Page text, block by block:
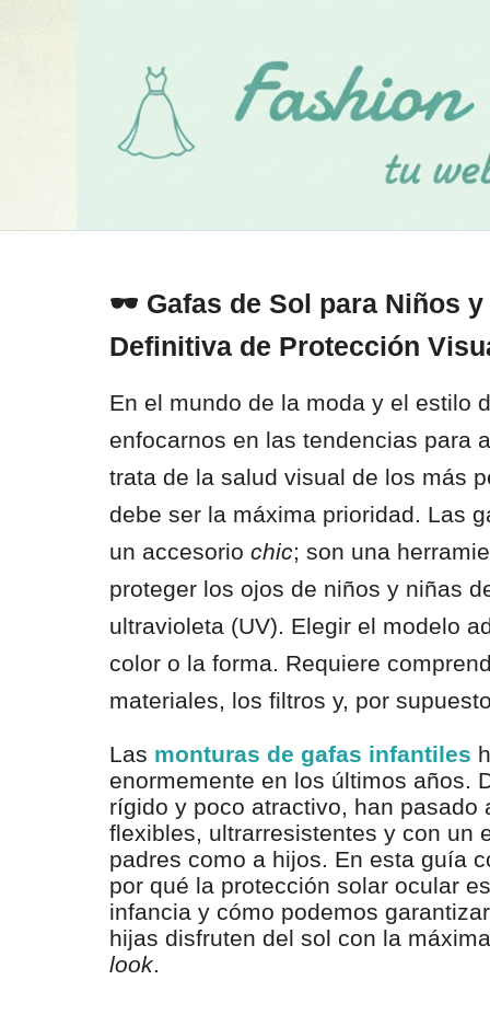
🕶️ Gafas de Sol para Niños y
Definitiva de Protección
En el mundo de la moda y el estilo
enfocarnos en las tendencias para
trata de la salud visual de los más
debe ser la máxima prioridad. Las
un accesorio chic; son una
proteger los ojos de niños y niñas
ultravioleta (UV). Elegir el modelo
color o la forma. Requiere
materiales, los filtros y, por
Las monturas de gafas infantiles
enormemente en los últimos años.
rígido y poco atractivo, han pasado
flexibles, ultrarresistentes y con un
padres como a hijos. En esta guía
por qué la protección solar ocular
infancia y cómo podemos
hijas disfruten del sol con la
look.